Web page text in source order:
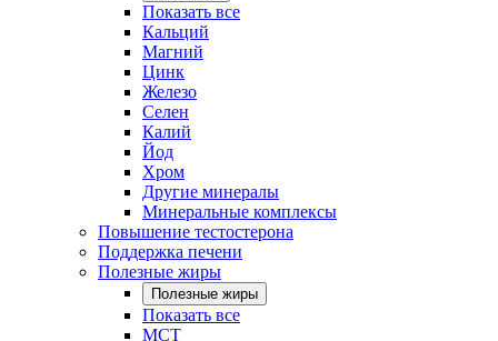
Показать все
Кальций
Магний
Цинк
Железо
Селен
Калий
Йод
Хром
Другие минералы
Минеральные комплексы
Повышение тестостерона
Поддержка печени
Полезные жиры
Полезные жиры
Показать все
MCT